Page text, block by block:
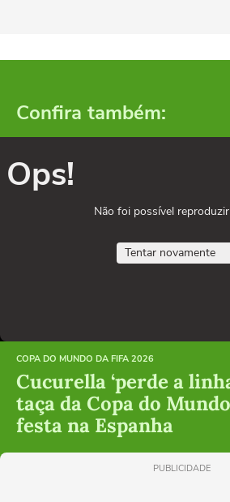
Confira também:
Ops!
Não foi possível
Tentar novamente
COPA DO MUNDO DA FIFA 2026
Cucurella ‘perde a
taça da Copa do
festa na Espanha
PUBLICIDADE